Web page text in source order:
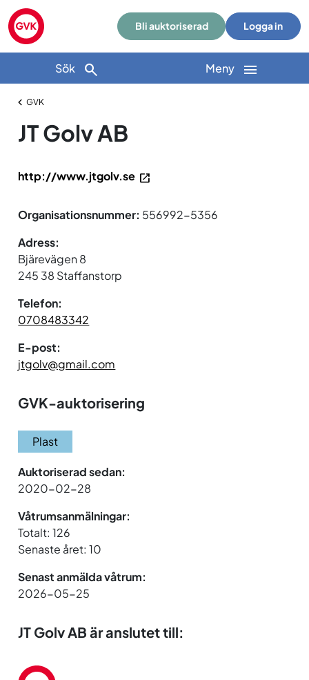
Bli auktoriserad Logga in
Sök Meny
GVK
JT Golv AB
http://www.jtgolv.se
Organisationsnummer: 556992-5356
Adress:
Bjärevägen 8
245 38 Staffanstorp
Telefon:
0708483342
E-post:
jtgolv@gmail.com
GVK-auktorisering
Plast
Auktoriserad sedan:
2020-02-28
Våtrumsanmälningar:
Totalt: 126
Senaste året: 10
Senast anmälda våtrum:
2026-05-25
JT Golv AB är anslutet till: